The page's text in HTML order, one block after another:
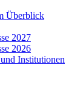
Überblick
2027
2026
Institutionen